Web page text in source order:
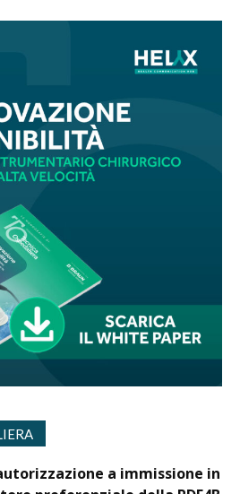
a immissione in